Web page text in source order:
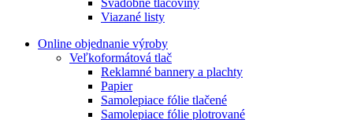
Svadobné tlačoviny
Viazané listy
Online objednanie výroby
Veľkoformátová tlač
Reklamné bannery a plachty
Papier
Samolepiace fólie tlačené
Samolepiace fólie plotrované